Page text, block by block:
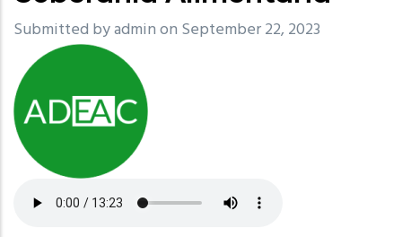
Submitted byadminon September 22, 2023